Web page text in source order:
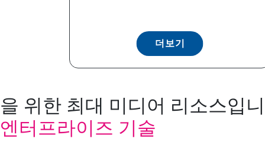
더보기
을 위한 최대 미디어 리소스입
엔터프라이즈 기술